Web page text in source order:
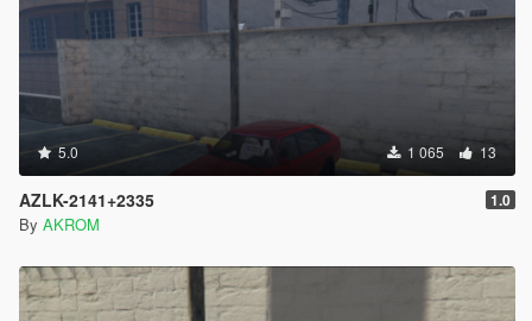
5.0 1 065 13
AZLK-2141+2335 1.0
By AKROM